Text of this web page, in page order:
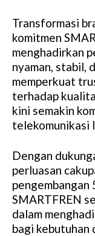
Transformasi
komitmen
menghadirkan
nyaman, stabil,
memperkuat
terhadap
kini semakin
telekomunikasi
Dengan
perluasan
pengembangan
SMARTFREN
dalam
bagi kebutuhan